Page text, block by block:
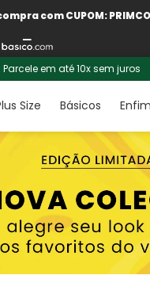
com CUPOM:
Parcele em até 10x sem juros
Size Básicos Enfim